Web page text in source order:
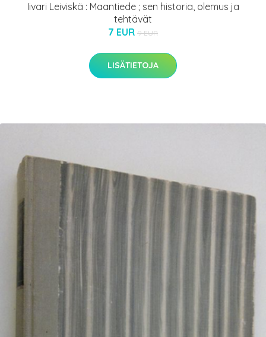
Iivari Leiviskä : Maantiede ; sen historia, olemus ja
tehtävät
7 EUR 9 EUR
LISÄTIETOJA